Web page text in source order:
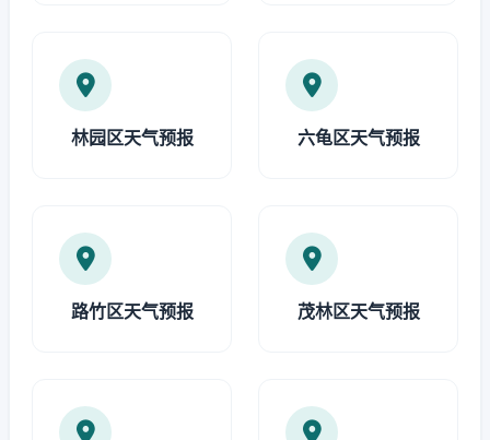
林园区天气预报 六龟区天气预报
路竹区天气预报 茂林区天气预报